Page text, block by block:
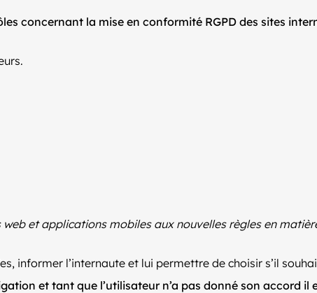
concernant la mise en conformité RGPD des sites
et applications mobiles aux nouvelles règles en
informer l’internaute et lui permettre de choisir s’il
et tant que l’utilisateur n’a pas donné son accord